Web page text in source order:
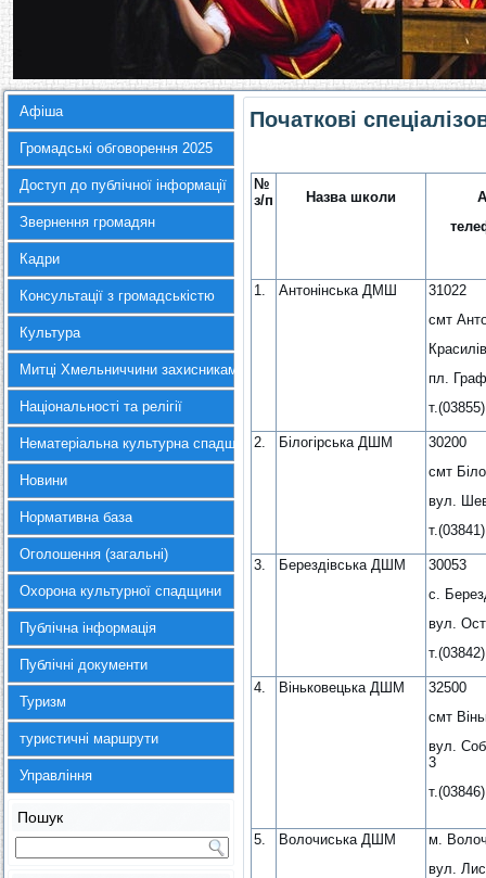
Афіша
Громадські обговорення 2025
Доступ до публічної інформації
Звернення громадян
Кадри
Консультації з громадськістю
Культура
Митці Хмельниччини захисникам України
Національності та релігії
Нематеріальна культурна спадщина
Новини
Нормативна база
Оголошення (загальні)
Охорона культурної спадщини
Публічна інформація
Публічні документи
Туризм
туристичні маршрути
Управління
Пошук
Початкові
№
з/п
Назва школи
1. Антонінська ДМШ
31022
смт
пл.
2. Білогірська ДШМ
30200
смт
вул.
3. Берездівська ДШМ
30053
с.
вул.
4. Віньковецька ДШМ
32500
смт
вул.
3
5. Волочиська ДШМ
м.
вул.